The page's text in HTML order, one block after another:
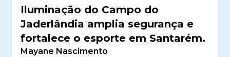
Iluminação do Campo do
Jaderlândia amplia segurança e
fortalece o esporte em Santarém.
Mayane Nascimento